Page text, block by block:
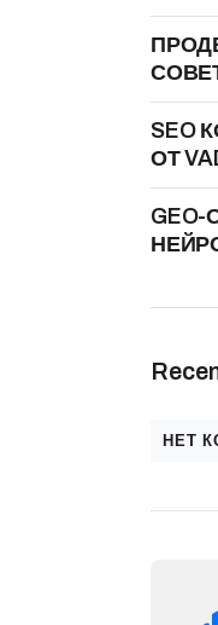
SEO
ОТ
НЕТ